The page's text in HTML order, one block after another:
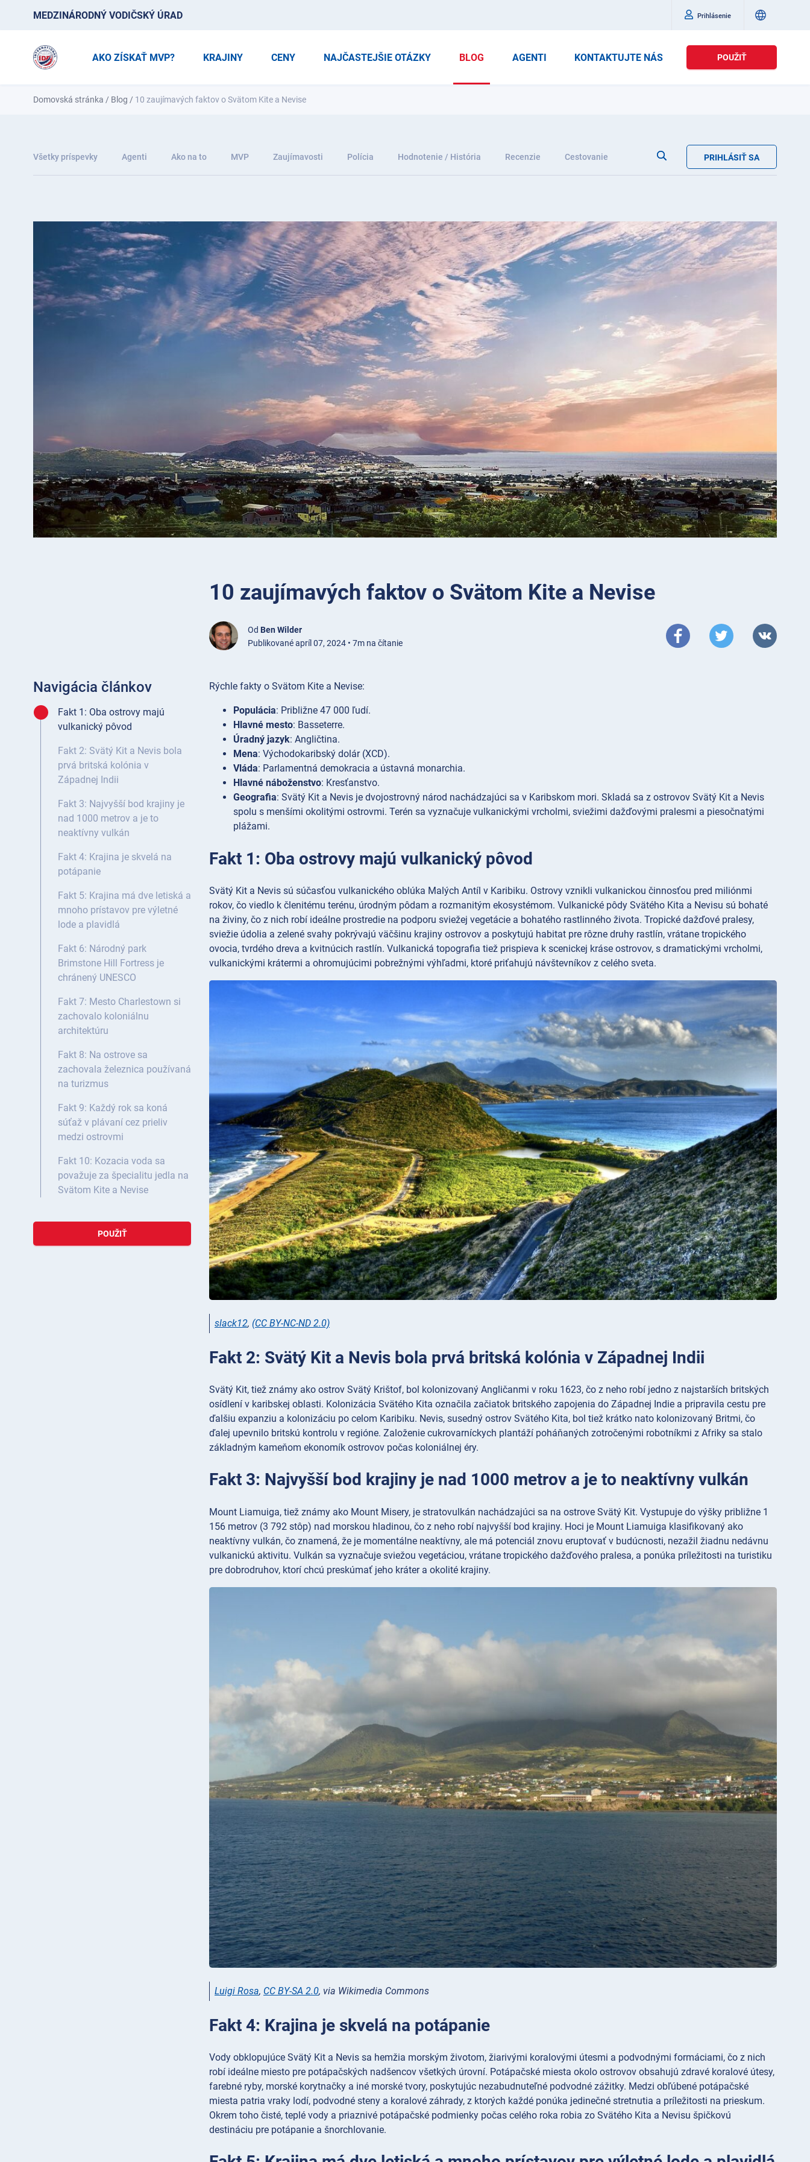
MEDZINÁRODNÝ VODIČSKÝ ÚRAD Prihlásenie
AKO ZÍSKAŤ MVP? KRAJINY CENY NAJČASTEJŠIE OTÁZKY BLOG AGENTI KONTAKTUJTE NÁS POUŽIŤ
Domovská stránka / Blog / 10 zaujímavých faktov o Svätom Kite a Nevise
Všetky príspevky Agenti Ako na to MVP Zaujímavosti Polícia Hodnotenie / História Recenzie Cestovanie PRIHLÁSIŤ SA
10 zaujímavých faktov o Svätom Kite a Nevise
Od Ben Wilder
Publikované apríl 07, 2024 • 7m na čítanie
Navigácia článkov
Fakt 1: Oba ostrovy majú
vulkanický pôvod
Fakt 2: Svätý Kit a Nevis bola
prvá britská kolónia v
Západnej Indii
Fakt 3: Najvyšší bod krajiny je
nad 1000 metrov a je to
neaktívny vulkán
Fakt 4: Krajina je skvelá na
potápanie
Fakt 5: Krajina má dve letiská a
mnoho prístavov pre výletné
lode a plavidlá
Fakt 6: Národný park
Brimstone Hill Fortress je
chránený UNESCO
Fakt 7: Mesto Charlestown si
zachovalo koloniálnu
architektúru
Fakt 8: Na ostrove sa
zachovala železnica používaná
na turizmus
Fakt 9: Každý rok sa koná
súťaž v plávaní cez prieliv
medzi ostrovmi
Fakt 10: Kozacia voda sa
považuje za špecialitu jedla na
Svätom Kite a Nevise
POUŽIŤ
Rýchle fakty o Svätom Kite a Nevise:
Populácia: Približne 47 000 ľudí.
Hlavné mesto: Basseterre.
Úradný jazyk: Angličtina.
Mena: Východokaribský dolár (XCD).
Vláda: Parlamentná demokracia a ústavná monarchia.
Hlavné náboženstvo: Kresťanstvo.
Geografia: Svätý Kit a Nevis je dvojostrovný národ nachádzajúci sa v Karibskom mori. Skladá sa z ostrovov Svätý Kit a Nevis
spolu s menšími okolitými ostrovmi. Terén sa vyznačuje vulkanickými vrcholmi, sviežimi dažďovými pralesmi a piesočnatými
plážami.
Fakt 1: Oba ostrovy majú vulkanický pôvod
Svätý Kit a Nevis sú súčasťou vulkanického oblúka Malých Antíl v Karibiku. Ostrovy vznikli vulkanickou činnosťou pred miliónmi
rokov, čo viedlo k členitému terénu, úrodným pôdam a rozmanitým ekosystémom. Vulkanické pôdy Svätého Kita a Nevisu sú bohaté
na živiny, čo z nich robí ideálne prostredie na podporu sviežej vegetácie a bohatého rastlinného života. Tropické dažďové pralesy,
sviežie údolia a zelené svahy pokrývajú väčšinu krajiny ostrovov a poskytujú habitat pre rôzne druhy rastlín, vrátane tropického
ovocia, tvrdého dreva a kvitnúcich rastlín. Vulkanická topografia tiež prispieva k scenickej kráse ostrovov, s dramatickými vrcholmi,
vulkanickými krátermi a ohromujúcimi pobrežnými výhľadmi, ktoré priťahujú návštevníkov z celého sveta.
slack12, (CC BY-NC-ND 2.0)
Fakt 2: Svätý Kit a Nevis bola prvá britská kolónia v Západnej Indii
Svätý Kit, tiež známy ako ostrov Svätý Krištof, bol kolonizovaný Angličanmi v roku 1623, čo z neho robí jedno z najstarších britských
osídlení v karibskej oblasti. Kolonizácia Svätého Kita označila začiatok britského zapojenia do Západnej Indie a pripravila cestu pre
ďalšiu expanziu a kolonizáciu po celom Karibiku. Nevis, susedný ostrov Svätého Kita, bol tiež krátko nato kolonizovaný Britmi, čo
ďalej upevnilo britskú kontrolu v regióne. Založenie cukrovarníckych plantáží poháňaných zotročenými robotníkmi z Afriky sa stalo
základným kameňom ekonomík ostrovov počas koloniálnej éry.
Fakt 3: Najvyšší bod krajiny je nad 1000 metrov a je to neaktívny vulkán
Mount Liamuiga, tiež známy ako Mount Misery, je stratovulkán nachádzajúci sa na ostrove Svätý Kit. Vystupuje do výšky približne 1
156 metrov (3 792 stôp) nad morskou hladinou, čo z neho robí najvyšší bod krajiny. Hoci je Mount Liamuiga klasifikovaný ako
neaktívny vulkán, čo znamená, že je momentálne neaktívny, ale má potenciál znovu eruptovať v budúcnosti, nezažil žiadnu nedávnu
vulkanickú aktivitu. Vulkán sa vyznačuje sviežou vegetáciou, vrátane tropického dažďového pralesa, a ponúka príležitosti na turistiku
pre dobrodruhov, ktorí chcú preskúmať jeho kráter a okolité krajiny.
Luigi Rosa, CC BY-SA 2.0, via Wikimedia Commons
Fakt 4: Krajina je skvelá na potápanie
Vody obklopujúce Svätý Kit a Nevis sa hemžia morským životom, žiarivými koralovými útesmi a podvodnými formáciami, čo z nich
robí ideálne miesto pre potápačských nadšencov všetkých úrovní. Potápačské miesta okolo ostrovov obsahujú zdravé koralové útesy,
farebné ryby, morské korytnačky a iné morské tvory, poskytujúc nezabudnuteľné podvodné zážitky. Medzi obľúbené potápačské
miesta patria vraky lodí, podvodné steny a koralové záhrady, z ktorých každé ponúka jedinečné stretnutia a príležitosti na prieskum.
Okrem toho čisté, teplé vody a priaznivé potápačské podmienky počas celého roka robia zo Svätého Kita a Nevisu špičkovú
destináciu pre potápanie a šnorchlovanie.